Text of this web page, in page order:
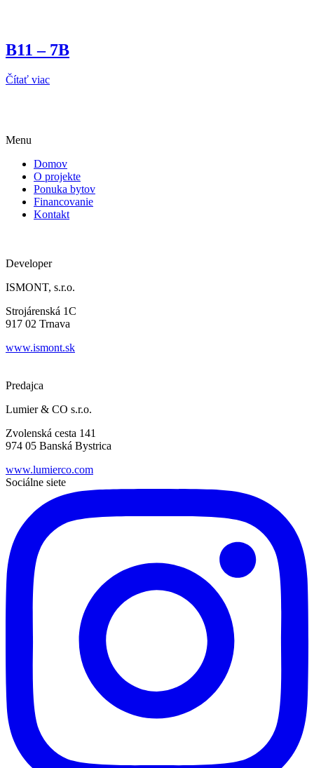
B11 – 7B
Čítať viac
Menu
Domov
O projekte
Ponuka bytov
Financovanie
Kontakt
Developer
ISMONT, s.r.o.
Strojárenská 1C
917 02 Trnava
www.ismont.sk
Predajca
Lumier & CO s.r.o.
Zvolenská cesta 141
974 05 Banská Bystrica
www.lumierco.com
Sociálne siete